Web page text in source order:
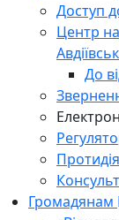
Доступ
Центр
До
Громадянам